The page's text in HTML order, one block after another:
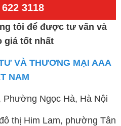
3118
tôi để được tư vấn và
giá tốt nhất
VÀ THƯƠNG MẠI AAA
NAM
Phường Ngọc Hà, Hà Nội
thị Him Lam, phường Tân